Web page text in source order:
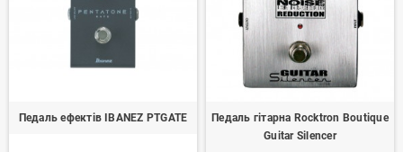
Педаль ефектів IBANEZ PTGATE
Педаль гітарна Rocktron Boutique
Guitar Silencer